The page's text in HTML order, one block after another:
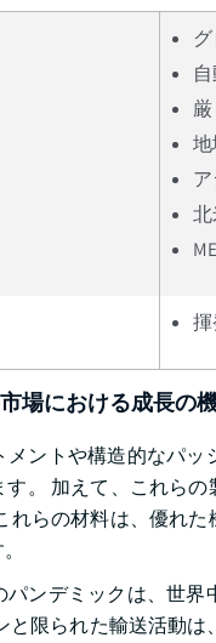
場における成長の
メントや構造的なパ
。 加えて、これら
れらの材料は、優れ
ンデミックは、世
と限られた輸送活動